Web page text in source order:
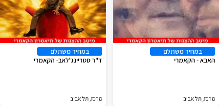
במחיר משתלם
האבא - הקאמרי
מרכז, תל אביב
במחיר משתלם
ד"ר סטריינג'לאב- הקאמרי
מרכז, תל אביב